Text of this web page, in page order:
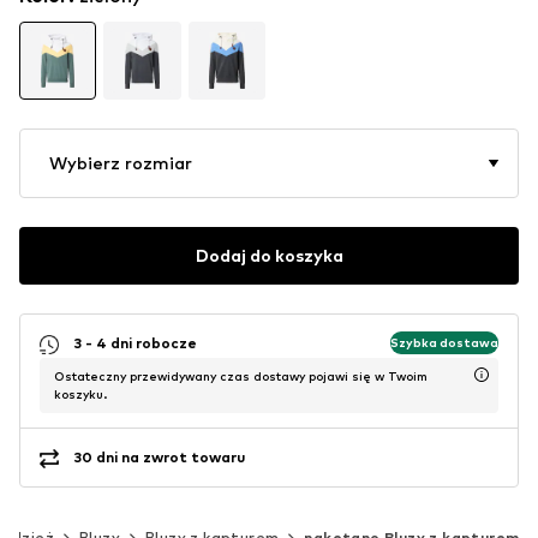
Wybierz rozmiar
Dodaj do koszyka
3 - 4 dni robocze Szybka dostawa
Ostateczny przewidywany czas dostawy pojawi się w Twoim
koszyku.
30 dni na zwrot towaru